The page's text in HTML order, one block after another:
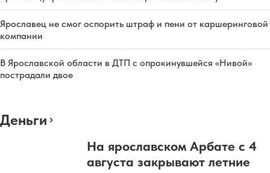
Ярославец не смог оспорить штраф и пени от каршеринговой
компании
В Ярославской области в ДТП с опрокинувшейся «Нивой»
пострадали двое
Деньги
На ярославском Арбате с 4
августа закрывают летние